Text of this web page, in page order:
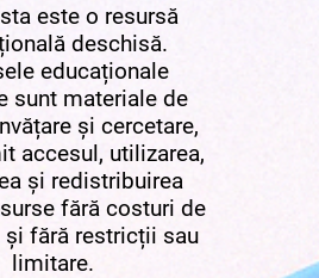
este o resursă
deschisă.
educaționale
sunt materiale de
și cercetare,
accesul, utilizarea,
și redistribuirea
fără costuri de
fără restricții sau
limitare.